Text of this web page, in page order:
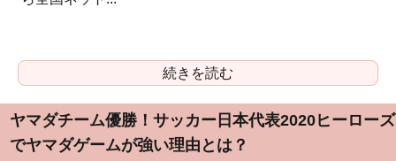
続きを読む
ヤマダチーム優勝！サッカー日本代表2020ヒーローズ
でヤマダゲームが強い理由とは？